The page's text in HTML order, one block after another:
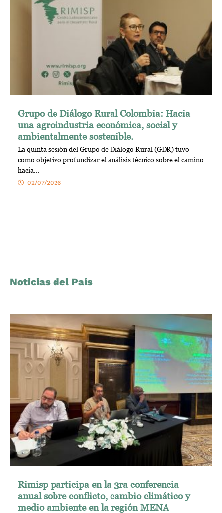
Grupo de Diálogo Rural Colombia: Hacia
una agroindustria económica, social y
ambientalmente sostenible.
La quinta sesión del Grupo de Diálogo Rural (GDR) tuvo
como objetivo profundizar el análisis técnico sobre el camino
hacia...
02/07/2026
Noticias del País
Rimisp participa en la 3ra conferencia
anual sobre conflicto, cambio climático y
medio ambiente en la región MENA